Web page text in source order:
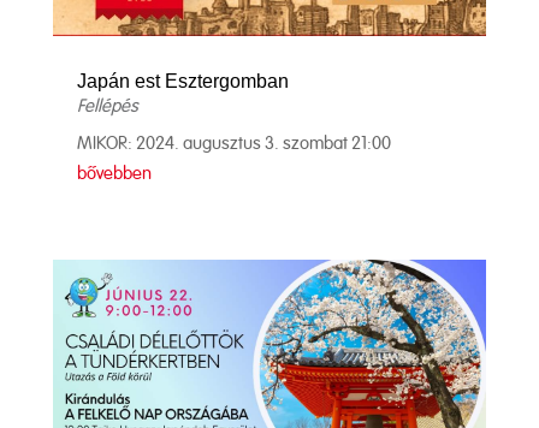
Japán est Esztergomban
Fellépés
MIKOR: 2024. augusztus 3. szombat 21:00
bővebben